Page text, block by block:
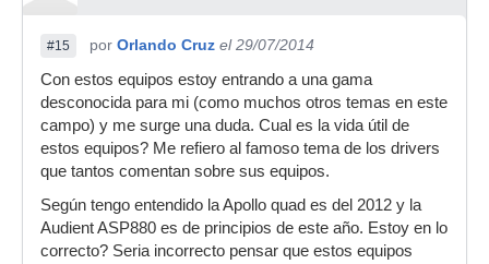
#15 por Orlando Cruz el 29/07/2014
Con estos equipos estoy entrando a una gama
desconocida para mi (como muchos otros temas en este
campo) y me surge una duda. Cual es la vida útil de
estos equipos? Me refiero al famoso tema de los drivers
que tantos comentan sobre sus equipos.
Según tengo entendido la Apollo quad es del 2012 y la
Audient ASP880 es de principios de este año. Estoy en lo
correcto? Seria incorrecto pensar que estos equipos